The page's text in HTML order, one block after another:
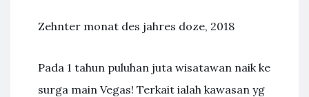
Zehnter monat des jahres doze, 2018
Pada 1 tahun puluhan juta wisatawan naik ke
surga main Vegas! Terkait ialah kawasan yg